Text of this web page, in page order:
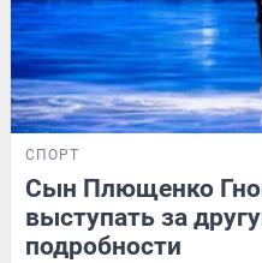
СПОРТ
Сын Плющенко
выступать за
подробности